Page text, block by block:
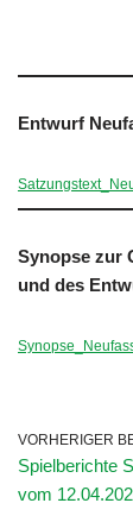
Entwurf
Synopse zur
und des
VORHERIGER
Spielberichte
vom